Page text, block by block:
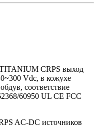
CRPS выход
Vdc, в кожухе
соответствие
60950 UL CE FCC
AC-DC источников